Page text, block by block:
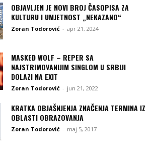
OBJAVLJEN JE NOVI BROJ ČASOPISA ZA
KULTURU I UMJETNOST „NEKAZANO“
Zoran Todorović - apr 21, 2024
MASKED WOLF – REPER SA
NAJSTRIMOVANIJIM SINGLOM U SRBIJI
DOLAZI NA EXIT
Zoran Todorović - jun 21, 2022
KRATKA OBJAŠNJENJA ZNAČENJA TERMINA IZ
OBLASTI OBRAZOVANJA
Zoran Todorović - maj 5, 2017